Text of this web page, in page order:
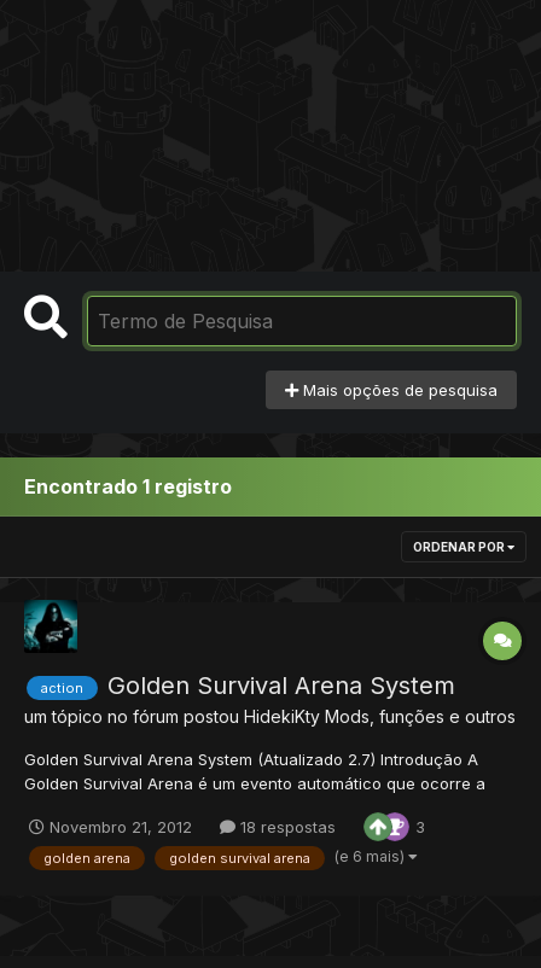
Mais opções de pesquisa
Encontrado 1 registro
ORDENAR POR
action Golden Survival Arena System
um tópico no fórum postou HidekiKty Mods, funções e outros
Golden Survival Arena System (Atualizado 2.7) Introdução A
Golden Survival Arena é um evento automático que ocorre a
para uma arena e devem sobreviver a waves (rounds) com
vários pokémons e cada vez mais fortes. Como participar do
Novembro 21, 2012 18 respostas 3
golden arena golden survival arena (e 6 mais)